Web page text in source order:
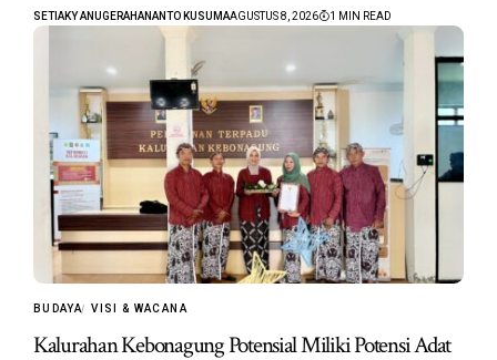
SETIAKY ANUGERAHANANTO KUSUMAAGUSTUS 8, 2026 1 MIN READ
BUDAYA VISI & WACANA
Kalurahan Kebonagung Potensial Miliki Potensi Adat